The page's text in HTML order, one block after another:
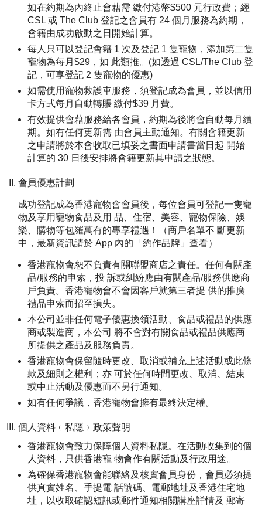
如在約期為內終止會藉需 繳付港幣$500 元行政費；經
CSL 或 The Club 登記之會員有 24 個月服務為約期，
會籍由成功啟動之日開始計算。
每人只可以登記會籍 1 次及登記 1 隻寵物，添加第二隻
寵物為每月$29，如 此類推。(如透過 CSL/The Club 登
記，可享登記 2 隻寵物的優惠)
如需使用寵物救護車服務，須登記成為會員，並以信用
卡方式每月自動轉賬 繳付$39 月費。
有效提供會藉服務給各會員，約期為後將會自動每月續
期。如有任何更新需 由會員主動通知。有關會籍更新
之申請將於本會收取已填妥之書面申請書當日起 開始
計算的 30 日後安排將會籍更新其申請之狀態。
會員優惠計劃
成功登記成為香港寵物會會員後，每位會員可登記一隻寵
物及享用寵物食品及用 品、住宿、美容、寵物保險、娛
樂、購物等包羅萬有的專享禮遇！（商戶名單不 斷更新
中，最新資訊請於 App 內的「約作品牌」查看）
香港寵物會恕不負責有關聯盟商店之責任。任何有關產
品/服務的申索，投 訴或糾紛應由有關產品/服務供應商
戶負責。香港寵物會不會因客戶就第三者提 供的推廣
禮品申索而招至損失。
本公司並非任何電子優惠換領活動、食品或禮品的供應
商或製造商，本公司 將不會對有關食品或禮品供應商
所提供之產品及服務負責。
香港寵物會保留隨時更改、取消或補充上述活動或此條
款及細則之權利；亦 可於任何時間更改、取消、結束
或中止活動及優惠而不另行通知。
如有任何爭議，香港寵物會擁有最終決定權。
個人資料﹙私隱﹚政策聲明
香港寵物會致力保障個人資料私隱。在活動收集到的個
人資料，只供香港寵 物會作有關活動及行政用途。
為確保香港寵物會能聯絡及核實會員身份，會員必須提
供真實姓名、手提電 話號碼、電郵地址及香港住宅地
址，以收取確認短訊或郵件通知相關講座詳情及 郵寄